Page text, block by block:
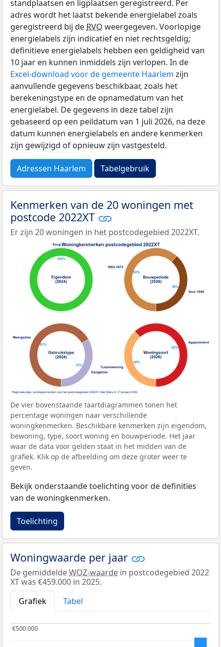
standplaatsen en ligplaatsen geregistreerd. Per
adres wordt het laatst bekende energielabel zoals
geregistreerd bij de RVO weergegeven. Voorlopige
energielabels zijn indicatief en niet rechtsgeldig;
definitieve energielabels hebben een geldigheid van
10 jaar en kunnen inmiddels zijn verlopen. In de
Excel-download voor de gemeente Haarlem zijn
aanvullende gegevens beschikbaar, zoals het
berekeningstype en de opnamedatum van het
energielabel. De gegevens in deze tabel zijn
gebaseerd op een peildatum van 1 juli 2026, na deze
datum kunnen energielabels en andere kenmerken
zijn gewijzigd of opnieuw zijn vastgesteld.
Adressen Haarlem Tabelgebruik
Kenmerken van de 20 woningen met
postcode 2022XT
Er zijn 20 woningen in het postcodegebied 2022XT.
De vier bovenstaande taartdiagrammen tonen het
percentage woningen naar verschillende
woningkenmerken. Beschikbare kenmerken zijn eigendom,
bewoning, type, soort woning en bouwperiode. Het jaar
waar de data voor gelden staat in het midden van de
grafiek. Klik op de afbeelding om deze groter weer te
geven.
Bekijk onderstaande toelichting voor de definities
van de woningkenmerken.
Toelichting
Woningwaarde per jaar
De gemiddeldeWOZ-waarde in postcodegebied 2022
XT was €459.000 in 2025.
Grafiek
Tabel
€500.000
€500.000